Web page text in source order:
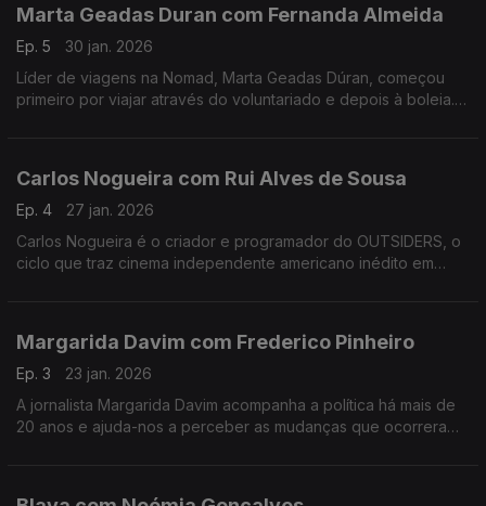
Marta Geadas Duran com Fernanda Almeida
Ep. 5
30 jan. 2026
Líder de viagens na Nomad, Marta Geadas Dúran, começou
primeiro por viajar através do voluntariado e depois à boleia.
Carlos Nogueira com Rui Alves de Sousa
Ep. 4
27 jan. 2026
Carlos Nogueira é o criador e programador do OUTSIDERS, o
ciclo que traz cinema independente americano inédito em
Margarida Davim com Frederico Pinheiro
Ep. 3
23 jan. 2026
A jornalista Margarida Davim acompanha a política há mais de
20 anos e ajuda-nos a perceber as mudanças que ocorreram